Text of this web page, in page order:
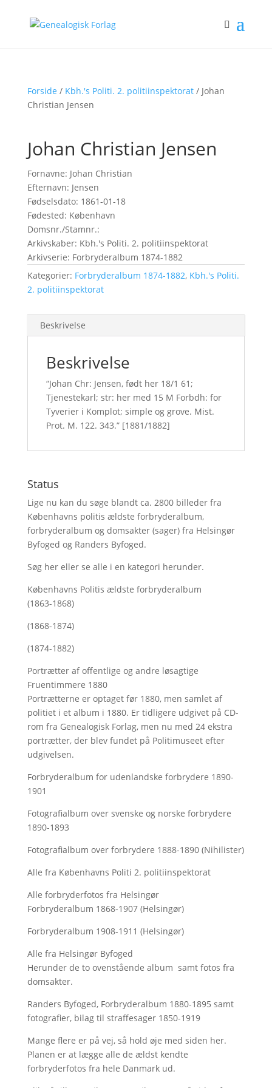
Forside / Kbh.'s Politi. 2. politiinspektorat/ Johan
Christian Jensen
Johan Christian Jensen
Fornavne: Johan Christian
Efternavn: Jensen
Fødselsdato: 1861-01-18
Fødested: København
Domsnr./Stamnr.:
Arkivskaber: Kbh.'s Politi. 2. politiinspektorat
Arkivserie: Forbryderalbum 1874-1882
Kategorier: Forbryderalbum 1874-1882, Kbh.'s Politi.
2. politiinspektorat
Beskrivelse
Beskrivelse
“Johan Chr: Jensen, født her 18/1 61;
Tjenestekarl; str: her med 15 M Forbdh: for
Tyverier i Komplot; simple og grove. Mist.
Prot. M. 122. 343.” [1881/1882]
Status
Lige nu kan du søge blandt ca. 2800 billeder fra
Københavns politis ældste forbryderalbum,
forbryderalbum og domsakter (sager) fra Helsingør
Byfoged og Randers Byfoged.
Søg hereller se alle i en kategori herunder.
Københavns Politis ældste forbryderalbum
(1863-1868)
(1868-1874)
(1874-1882)
Portrætter af offentlige og andre løsagtige
Fruentimmere 1880
Portrætterne er optaget før 1880, men samlet af
politiet i et album i 1880. Er tidligere udgivet på CD-
rom fra Genealogisk Forlag, men nu med 24 ekstra
portrætter, der blev fundet på Politimuseet efter
udgivelsen.
Forbryderalbum for udenlandske forbrydere 1890-
1901
Fotografialbum over svenske og norske forbrydere
1890-1893
Fotografialbum over forbrydere 1888-1890 (Nihilister)
Alle fra Københavns Politi 2. politiinspektorat
Alle forbryderfotos fra Helsingør
Forbryderalbum 1868-1907 (Helsingør)
Forbryderalbum 1908-1911 (Helsingør)
Alle fra Helsingør Byfoged
Herunder de to ovenstående album samt fotos fra
domsakter.
Randers Byfoged, Forbryderalbum 1880-1895 samt
fotografier, bilag til straffesager 1850-1919
Mange flere er på vej, så hold øje med siden her.
Planen er at lægge alle de ældst kendte
forbryderfotos fra hele Danmark ud.